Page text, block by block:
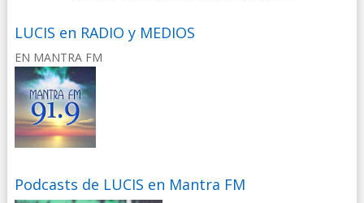
LUCIS en RADIO y MEDIOS
EN MANTRA FM
Podcasts de LUCIS en Mantra FM